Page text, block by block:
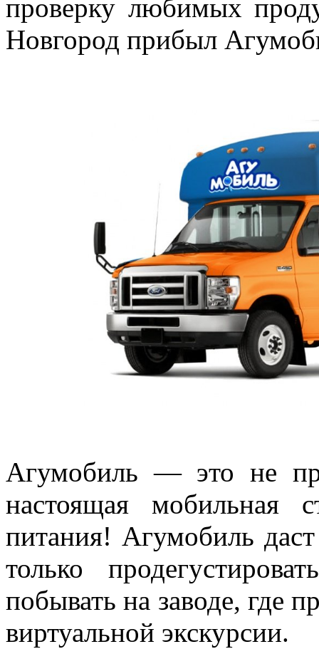
проверку любимых
Новгород прибыл
Агумобиль — это не
настоящая мобильная
питания! Агумобиль
только
побывать на заводе, где
виртуальной экскурсии.